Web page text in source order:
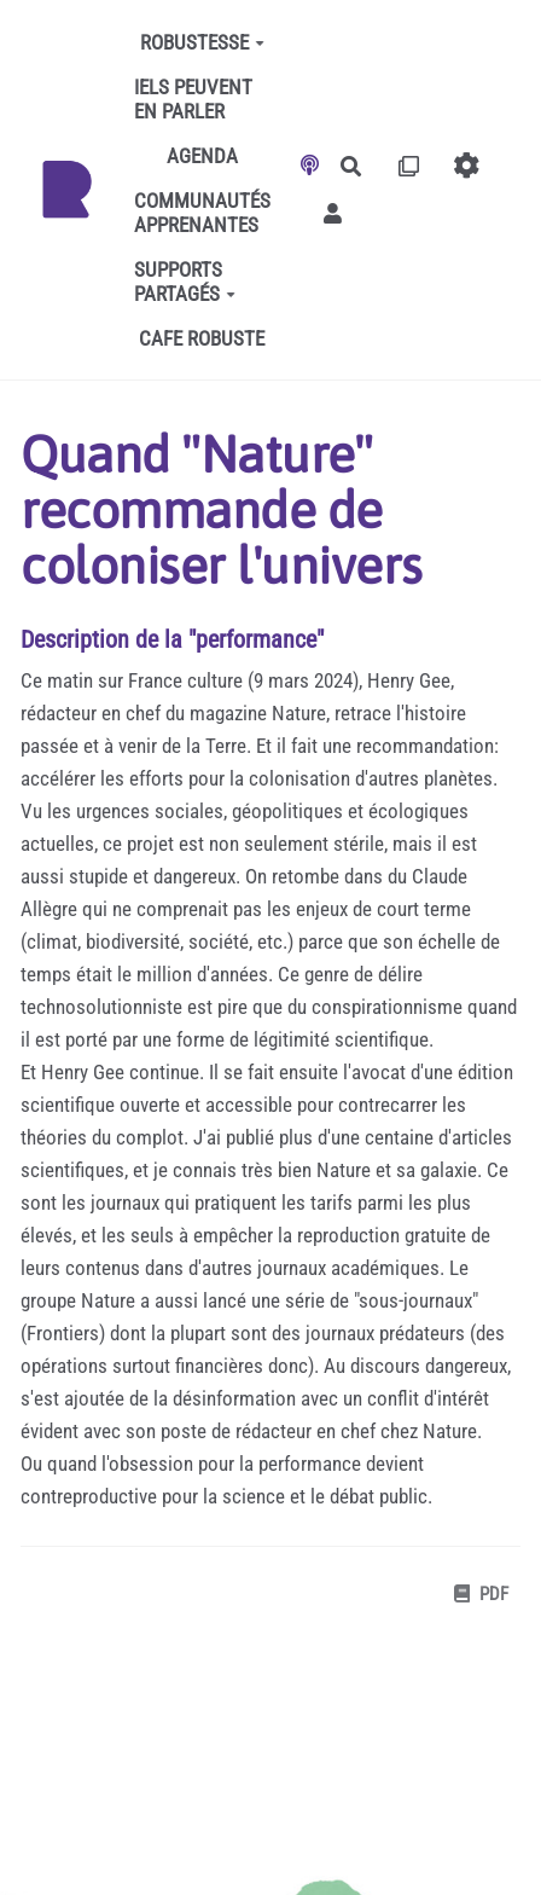
Aller au contenu principal
ROBUSTESSE
IELS PEUVENT
EN PARLER
AGENDA
COMMUNAUTÉS
APPRENANTES
SUPPORTS
PARTAGÉS
CAFE ROBUSTE
Rechercher
Quand "Nature"
recommande de
coloniser l'univers
Description de la "performance"
Ce matin sur France culture (9 mars 2024), Henry Gee,
rédacteur en chef du magazine Nature, retrace l'histoire
passée et à venir de la Terre. Et il fait une recommandation:
accélérer les efforts pour la colonisation d'autres planètes.
Vu les urgences sociales, géopolitiques et écologiques
actuelles, ce projet est non seulement stérile, mais il est
aussi stupide et dangereux. On retombe dans du Claude
Allègre qui ne comprenait pas les enjeux de court terme
(climat, biodiversité, société, etc.) parce que son échelle de
temps était le million d'années. Ce genre de délire
technosolutionniste est pire que du conspirationnisme quand
il est porté par une forme de légitimité scientifique.
Et Henry Gee continue. Il se fait ensuite l'avocat d'une édition
scientifique ouverte et accessible pour contrecarrer les
théories du complot. J'ai publié plus d'une centaine d'articles
scientifiques, et je connais très bien Nature et sa galaxie. Ce
sont les journaux qui pratiquent les tarifs parmi les plus
élevés, et les seuls à empêcher la reproduction gratuite de
leurs contenus dans d'autres journaux académiques. Le
groupe Nature a aussi lancé une série de "sous-journaux"
(Frontiers) dont la plupart sont des journaux prédateurs (des
opérations surtout financières donc). Au discours dangereux,
s'est ajoutée de la désinformation avec un conflit d'intérêt
évident avec son poste de rédacteur en chef chez Nature.
Ou quand l'obsession pour la performance devient
contreproductive pour la science et le débat public.
PDF